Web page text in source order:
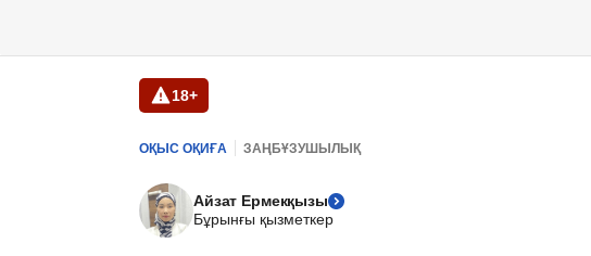
18+
ОҚЫС ОҚИҒА ЗАҢБҰЗУШЫЛЫҚ
Айзат Ермекқызы
Бұрынғы қызметкер